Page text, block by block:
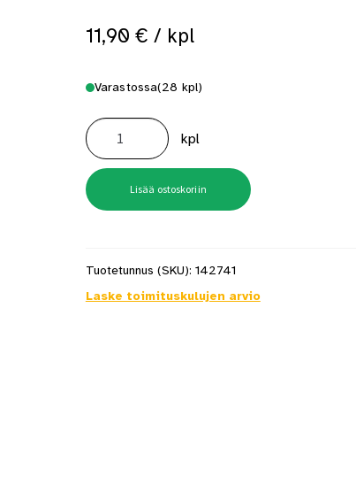
11,90 € / kpl
Varastossa(28 kpl)
Lautasventtiili
100mm
RK-
T
100
Teräskansi
määrä
kpl
Lisää ostoskoriin
Tuotetunnus (SKU): 142741
Laske toimituskulujen arvio